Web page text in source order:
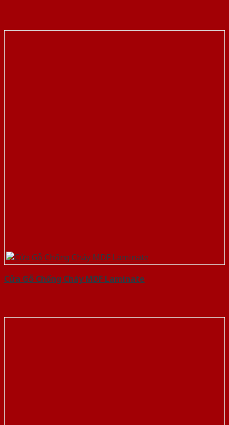
Cửa Gỗ Chống Cháy MDF Laminate